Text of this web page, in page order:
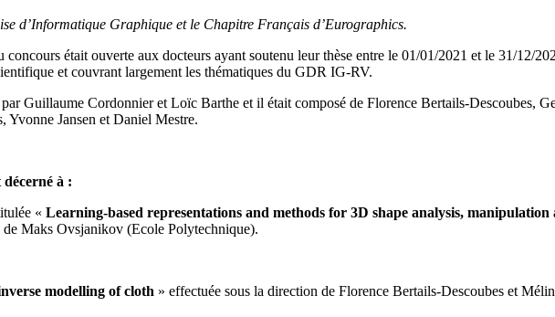
d’Informatique Graphique et le Chapitre Français d’Eurographics.
était ouverte aux docteurs ayant soutenu leur thèse entre le 01/01/2021 et le 31/12/
et couvrant largement les thématiques du GDR IG-RV.
Guillaume Cordonnier et Loïc Barthe et il était composé de Florence Bertails-Descoubes,
Yvonne Jansen et Daniel Mestre.
à :
« Learning-based representations and methods for 3D shape analysis, manipulation
de Maks Ovsjanikov (Ecole Polytechnique).
modelling of cloth » effectuée sous la direction de Florence Bertails-Descoubes et